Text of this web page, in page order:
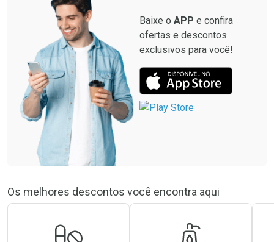
Baixe o APP e confira
ofertas e descontos
exclusivos para você!
Os melhores descontos você encontra aqui